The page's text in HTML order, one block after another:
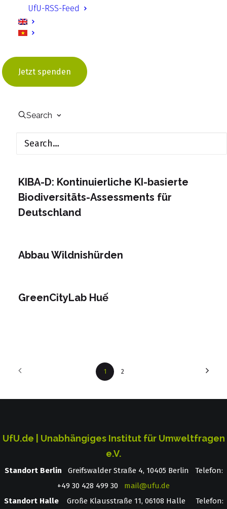
UfU-RSS-Feed
Jetzt spenden
Search
Co-ADAPT - Community-based
through small-scale Nature-Based
Gewinnspiel für Berliner Stadtgrün
KIBA-D: Kontinuierliche KI-basierte
Biodiversitäts-Assessments für
Deutschland
Abbau Wildnishürden
GreenCityLab Huế
1 2
UfU.de | Unabhängiges Institut für Umweltfragen
e.V.
Standort Berlin ­ Greifswalder Straße 4, 10405 Berlin Telefon:
+49 30 428 499 30 mail@ufu.de
Standort HalleGroße Klausstraße 11, 06108 Halle Telefon: